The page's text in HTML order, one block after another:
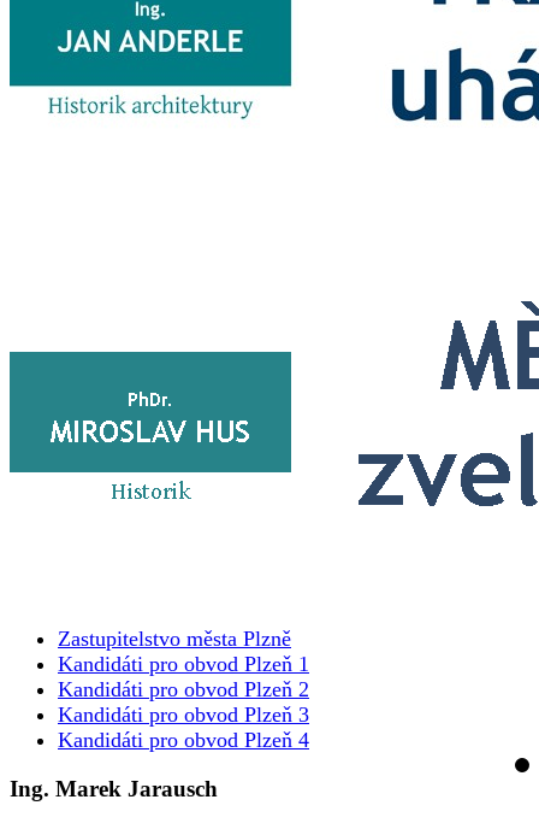
Zastupitelstvo města Plzně
Kandidáti pro obvod Plzeň 1
Kandidáti pro obvod Plzeň 2
Kandidáti pro obvod Plzeň 3
Kandidáti pro obvod Plzeň 4
Ing. Marek Jarausch